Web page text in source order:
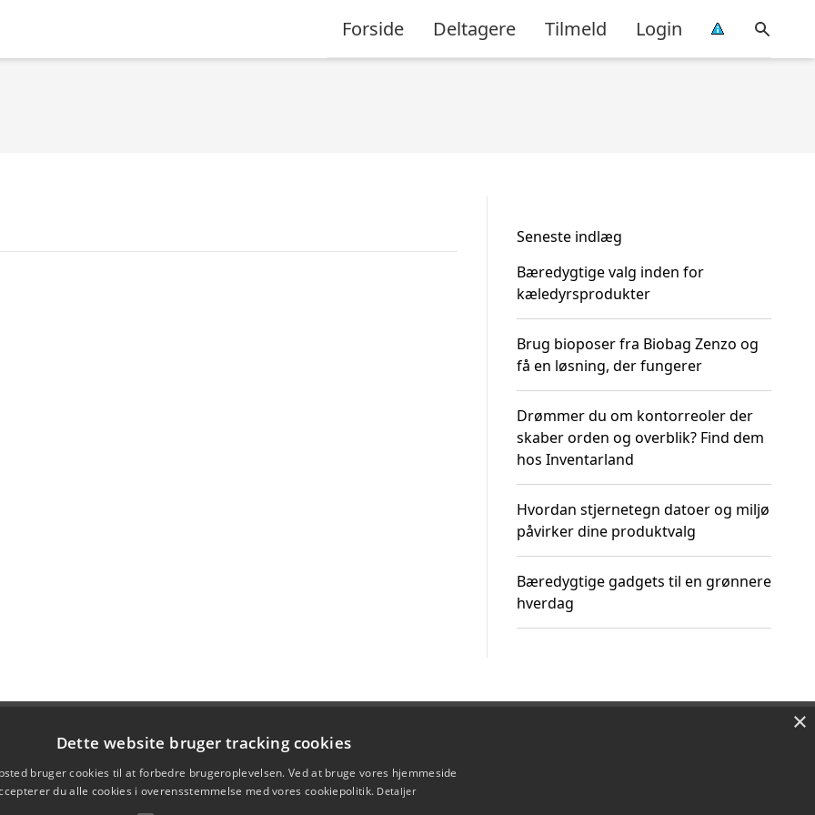
Forside Deltagere Tilmeld Login
Seneste indlæg
Bæredygtige valg inden for
kæledyrsprodukter
Brug bioposer fra Biobag Zenzo og
få en løsning, der fungerer
Drømmer du om kontorreoler der
skaber orden og overblik? Find dem
hos Inventarland
Hvordan stjernetegn datoer og miljø
påvirker dine produktvalg
Bæredygtige gadgets til en grønnere
hverdag
×
Dette website bruger tracking cookies
bruger cookies til at forbedre brugeroplevelsen. Ved at bruge vores hjemmeside
du alle cookies i overensstemmelse med vores cookiepolitik. Detaljer